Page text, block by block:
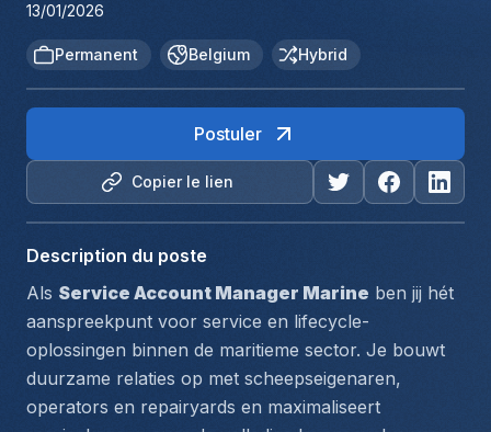
13/01/2026
Permanent Belgium Hybrid
Copier le lien
Postuler
Description du poste
Als Service Account Manager Marine ben jij hét
aanspreekpunt voor service en lifecycle-
oplossingen binnen de maritieme sector. Je bouwt
duurzame relaties op met scheepseigenaren,
operators en repairyards en maximaliseert